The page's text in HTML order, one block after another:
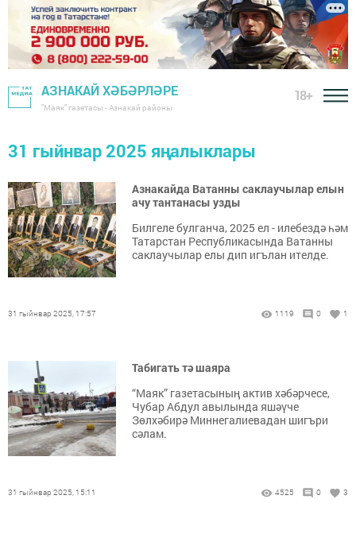
АЗНАКАЙ ХӘБӘРЛӘРЕ
"Маяк" газетасы - Азнакай районы
18+
31 гыйнвар 2025 яңалыклары
Азнакайда Ватанны саклаучылар елын
ачу тантанасы узды
Билгеле булганча, 2025 ел - илебездә һәм
Татарстан Республикасында Ватанны
саклаучылар елы дип игълан ителде.
31 гыйнвар 2025, 17:57 1119 0 1
Табигать тә шаяра
“Маяк” газетасының актив хәбәрчесе,
Чубар Абдул авылында яшәүче
Зөлхәбирә Миннегалиевадан шигъри
сәлам.
31 гыйнвар 2025, 15:11 4525 0 3